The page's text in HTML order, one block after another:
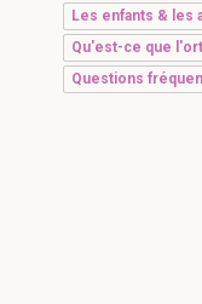
Les enfants & les
Qu'est-ce que
Questions